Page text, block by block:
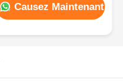
Causez Maintenant